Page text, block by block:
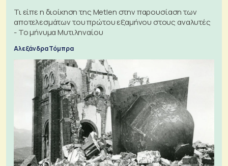
Τι είπε η διοίκηση της Metlen στην παρουσίαση των
αποτελεσμάτων του πρώτου εξαμήνου στους αναλυτές
- Το μήνυμα Μυτιληναίου
Αλεξάνδρα Τόμπρα